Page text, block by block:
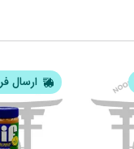
ارسال